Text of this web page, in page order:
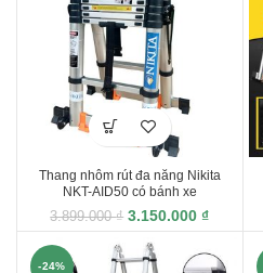
Thang nhôm rút đa năng Nikita
NKT-AID50 có bánh xe
3.899.000₫ 3.150.000 ₫
-24%